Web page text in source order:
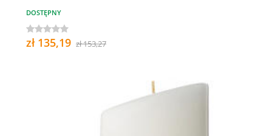
DOSTĘPNY
zł 135,19 zł 153,27